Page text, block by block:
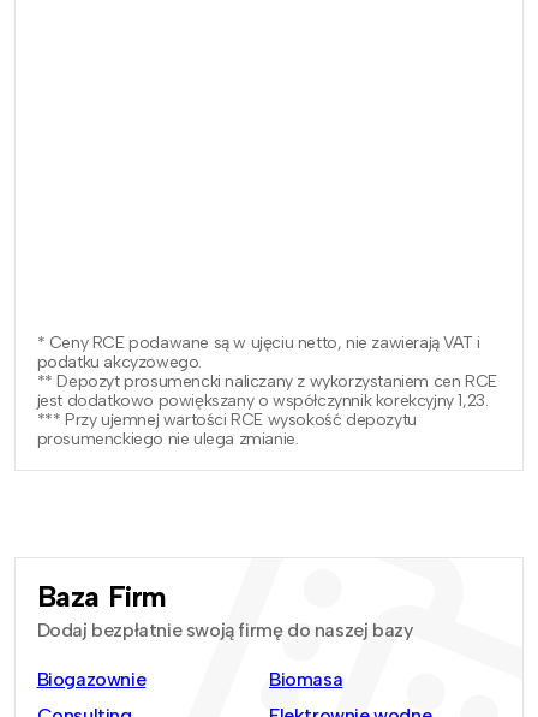
* Ceny RCE podawane są w ujęciu netto, nie zawierają VAT i
podatku akcyzowego.
** Depozyt prosumencki naliczany z wykorzystaniem cen RCE
jest dodatkowo powiększany o współczynnik korekcyjny 1,23.
*** Przy ujemnej wartości RCE wysokość depozytu
prosumenckiego nie ulega zmianie.
Baza Firm
Dodaj bezpłatnie swoją firmę do naszej bazy
Biogazownie
Biomasa